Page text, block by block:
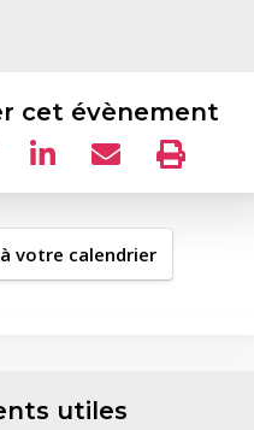
cet évènement
votre calendrier
utiles